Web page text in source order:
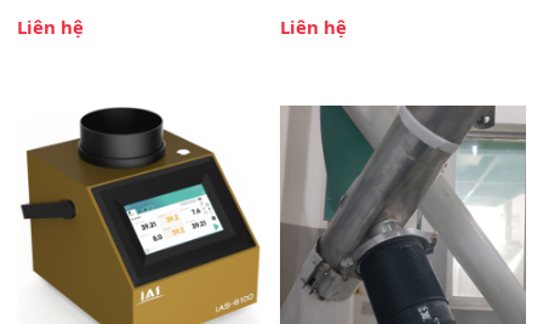
được chứng minh với sự đơn giản
trước đó. Nhưng so với các phiên
bản trước, FPA touch! nhỏ hơn và
nhẹ hơn đáng kể, đồng thời được
nâng cấp với các tính năng mới.
Liên hệ
được chứng minh với sự đơn giản
trước đó. Nhưng so với các phiên
bản trước, FPA touch! nhỏ hơn và
nhẹ hơn đáng kể, đồng thời được
nâng cấp với các tính năng mới.
Liên hệ